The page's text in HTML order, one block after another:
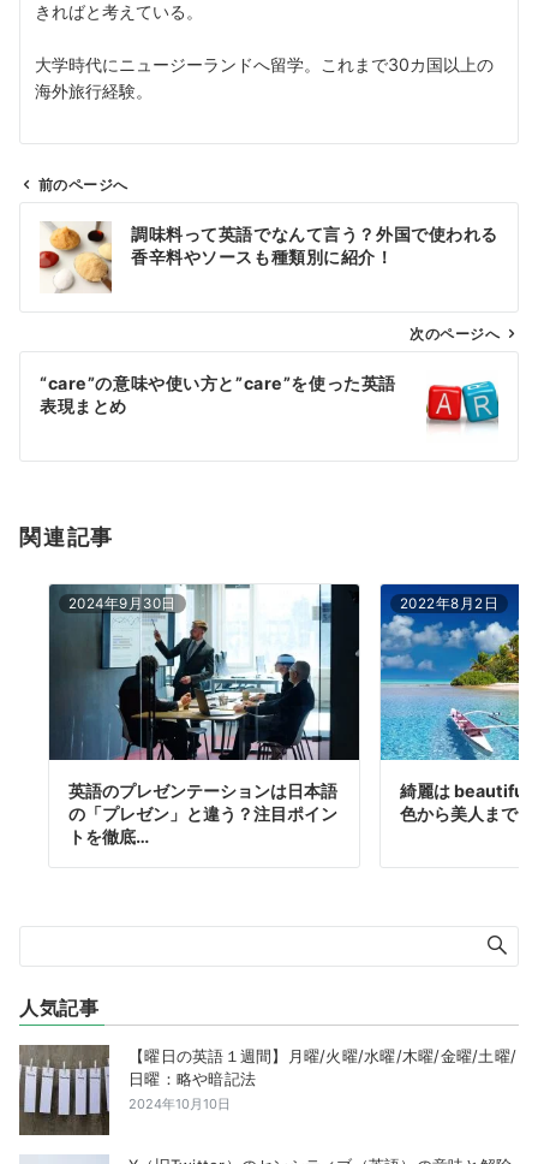
きればと考えている。
大学時代にニュージーランドへ留学。これまで30カ国以上の
海外旅行経験。
ビ
ン
前のページへ
調味料って英語でなんて言う？外国で使われる
香辛料やソースも種類別に紹介！
次のページへ
“care”の意味や使い方と”care”を使った英語
表現まとめ
関連記事
2024年9月30日
英語のプレゼンテーションは日本語
の「プレゼン」と違う？注目ポイン
トを徹底…
2022年8月2日
綺麗は beautiful
色から美人まで
人気記事
【曜日の英語１週間】月曜/火曜/水曜/木曜/金曜/土曜/
日曜：略や暗記法
2024年10月10日